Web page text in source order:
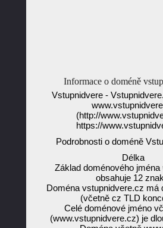
Informace o doméně
Vstupnidvere -
(http://
https://
Podrobnosti o doméně
Délka
Základ doménového jména
obsahuje 12
Doména vstupnidvere.cz má
(včetně cz TLD
Celé doménové jméno
(www.vstupnidvere.cz) je